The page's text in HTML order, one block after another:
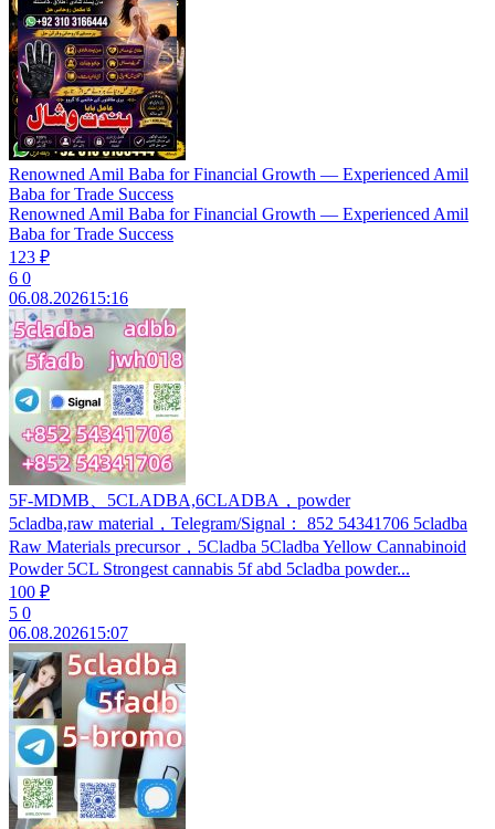
Renowned Amil Baba for Financial Growth — Experienced Amil
Baba for Trade Success
Renowned Amil Baba for Financial Growth — Experienced Amil
Baba for Trade Success
123 ₽
6 0
06.08.202615:16
5F-MDMB、5CLADBA,6CLADBA，powder
5cladba,raw material，Telegram/Signal： 852 54341706 5cladba
Raw Materials precursor，5Cladba 5Cladba Yellow Cannabinoid
Powder 5CL Strongest cannabis 5f abd 5cladba powder...
100 ₽
5 0
06.08.202615:07